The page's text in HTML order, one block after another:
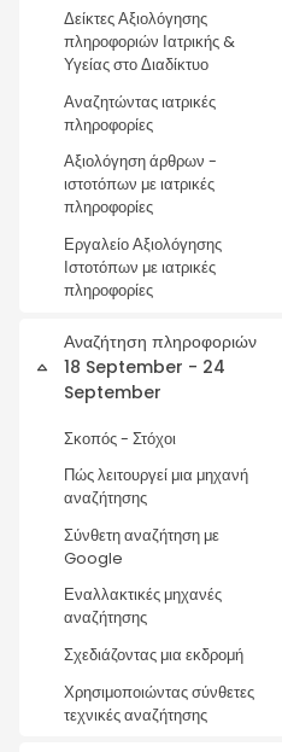
Δείκτες Αξιολόγησης
πληροφοριών Ιατρικής &
Υγείας στο Διαδίκτυο
Αναζητώντας ιατρικές
πληροφορίες
Αξιολόγηση άρθρων -
ιστοτόπων με ιατρικές
πληροφορίες
Εργαλείο Αξιολόγησης
Ιστοτόπων με ιατρικές
πληροφορίες
Collapse
Αναζήτηση πληροφοριών
18 September - 24
September
Σκοπός - Στόχοι
Πώς λειτουργεί μια μηχανή
αναζήτησης
Σύνθετη αναζήτηση με
Google
Εναλλακτικές μηχανές
αναζήτησης
Σχεδιάζοντας μια εκδρομή
Χρησιμοποιώντας σύνθετες
τεχνικές αναζήτησης